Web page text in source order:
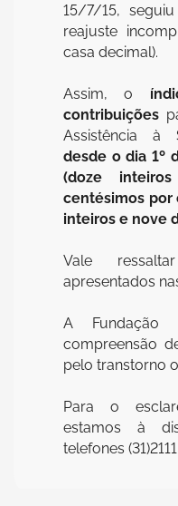
15/7/15,
reajuste
casa decimal).
Assim, o
contribuições
Assistência à
desde o dia 1º
(doze
centésimos por
inteiros e nove
Vale
apresentados
A Fundação
compreensão
pelo transtorno
Para o
estamos à
telefones